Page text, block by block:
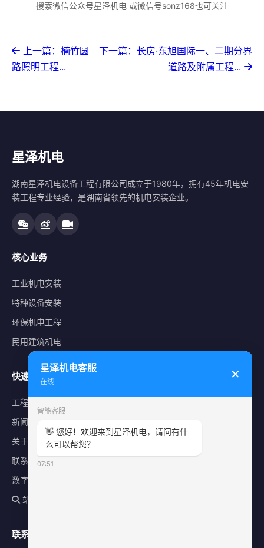
搜索微信公众号星泽机电 或微信号sonz168也可关注
上一篇：楠竹圆
路照明工程...
下一篇：长房·东旭国际一、二期分界
道路及附属工程...
星泽机电
湖南星泽机电设备工程有限公司成立于1980年，拥有45年机电安
装工程专业经验，是湖南省领先的机电安装企业。
核心业务
工业机电安装
特种设备安装
环保机电工程
民用建筑机电
快速导航
工程案例
新闻中心
关于星泽
联系我们
数字化平台
站内搜索
联系方式
星泽机电客服
在线
✕
智能客服
👋 您好！欢迎来到星泽机电，请问有什
么可以帮您？
07:51